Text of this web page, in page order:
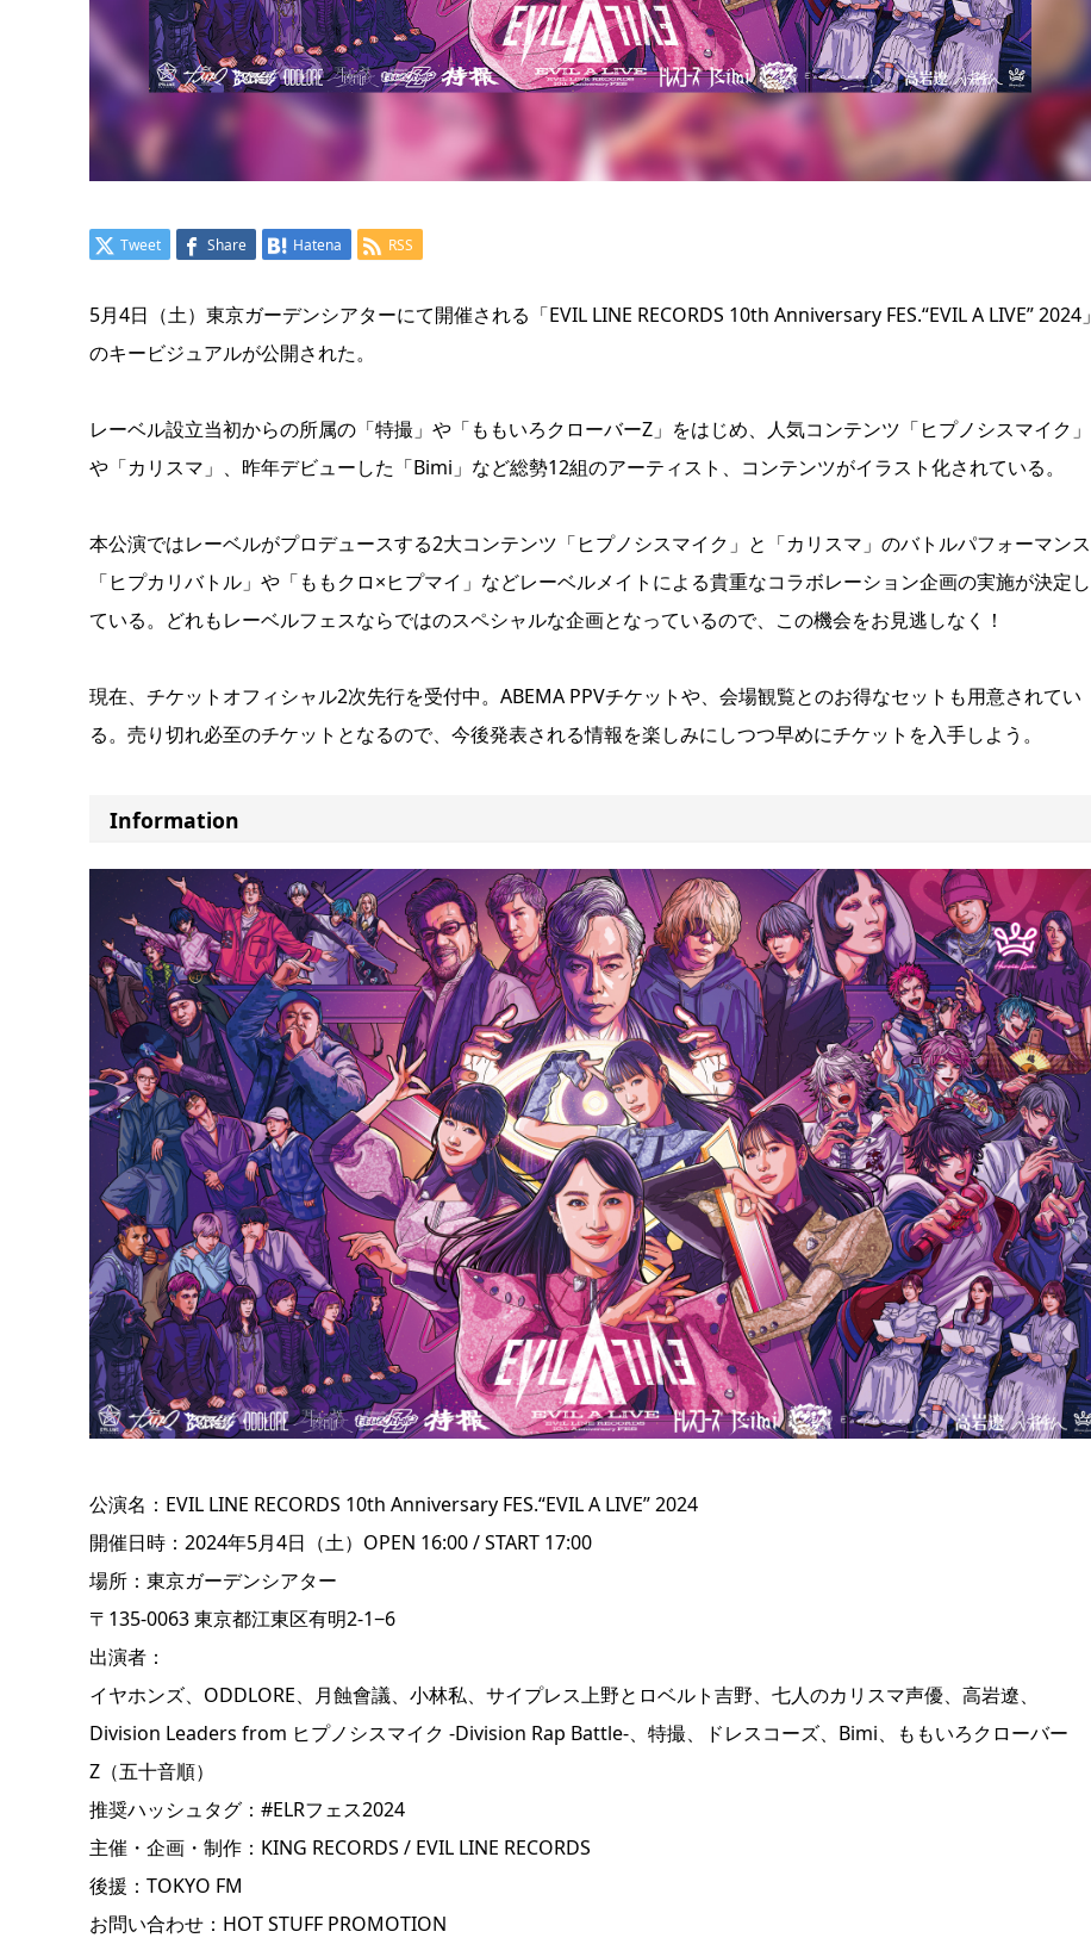
Tweet Share Hatena RSS
5月4日（土）東京ガーデンシアターにて開催される「EVIL LINE RECORDS 10th Anniversary FES.“EVIL A LIVE” 2024」
のキービジュアルが公開された。
レーベル設立当初からの所属の「特撮」や「ももいろクローバーZ」をはじめ、人気コンテンツ「ヒプノシスマイク」
や「カリスマ」、昨年デビューした「Bimi」など総勢12組のアーティスト、コンテンツがイラスト化されている。
本公演ではレーベルがプロデュースする2大コンテンツ「ヒプノシスマイク」と「カリスマ」のバトルパフォーマンス
「ヒプカリバトル」や「ももクロ×ヒプマイ」などレーベルメイトによる貴重なコラボレーション企画の実施が決定し
ている。どれもレーベルフェスならではのスペシャルな企画となっているので、この機会をお見逃しなく！
現在、チケットオフィシャル2次先行を受付中。ABEMA PPVチケットや、会場観覧とのお得なセットも用意されてい
る。売り切れ必至のチケットとなるので、今後発表される情報を楽しみにしつつ早めにチケットを入手しよう。
Information
公演名：EVIL LINE RECORDS 10th Anniversary FES.“EVIL A LIVE” 2024
開催日時：2024年5月4日（土）OPEN 16:00 / START 17:00
場所：東京ガーデンシアター
〒135-0063 東京都江東区有明2-1−6
出演者：
イヤホンズ、ODDLORE、月蝕會議、小林私、サイプレス上野とロベルト吉野、七人のカリスマ声優、高岩遼、
Division Leaders from ヒプノシスマイク -Division Rap Battle-、特撮、ドレスコーズ、Bimi、ももいろクローバー
Z（五十音順）
推奨ハッシュタグ：#ELRフェス2024
主催・企画・制作：KING RECORDS / EVIL LINE RECORDS
後援：TOKYO FM
お問い合わせ：HOT STUFF PROMOTION